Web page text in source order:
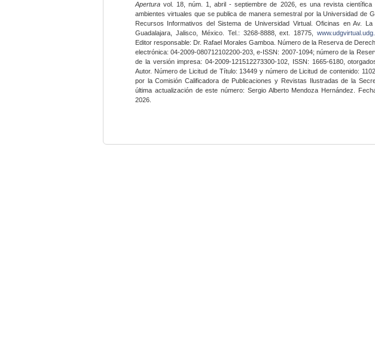
Apertura vol. 18, núm. 1, abril - septiembre de 2026, es una revista científica
ambientes virtuales que se publica de manera semestral por la Universidad de
Recursos Informativos del Sistema de Universidad Virtual. Oficinas en Av.
Guadalajara, Jalisco, México. Tel.: 3268-8888, ext. 18775,
Editor responsable: Dr. Rafael Morales Gamboa. Número de la Reserva de
electrónica: 04-2009-080712102200-203, e-ISSN: 2007-1094; número de la
de la versión impresa: 04-2009-121512273300-102, ISSN: 1665-6180,
Autor. Número de Licitud de Título: 13449 y número de Licitud de contenido:
por la Comisión Calificadora de Publicaciones y Revistas Ilustradas de la
última actualización de este número: Sergio Alberto Mendoza Hernández.
2026.